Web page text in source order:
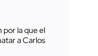
por la que el
a Carlos